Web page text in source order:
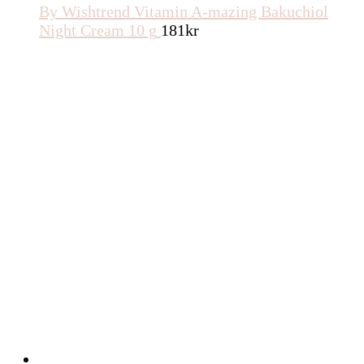
By Wishtrend Vitamin A-mazing Bakuchiol
Night Cream 10 g 181kr